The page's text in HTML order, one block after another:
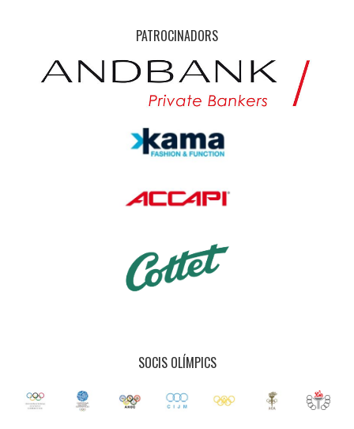
PATROCINADORS
SOCIS OLÍMPICS